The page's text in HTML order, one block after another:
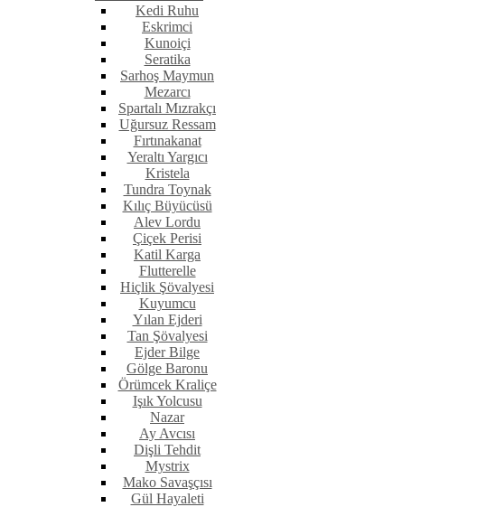
Kedi Ruhu
Eskrimci
Kunoiçi
Seratika
Sarhoş Maymun
Mezarcı
Spartalı Mızrakçı
Uğursuz Ressam
Fırtınakanat
Yeraltı Yargıcı
Kristela
Tundra Toynak
Kılıç Büyücüsü
Alev Lordu
Çiçek Perisi
Katil Karga
Flutterelle
Hiçlik Şövalyesi
Kuyumcu
Yılan Ejderi
Tan Şövalyesi
Ejder Bilge
Gölge Baronu
Örümcek Kraliçe
Işık Yolcusu
Nazar
Ay Avcısı
Dişli Tehdit
Mystrix
Mako Savaşçısı
Gül Hayaleti